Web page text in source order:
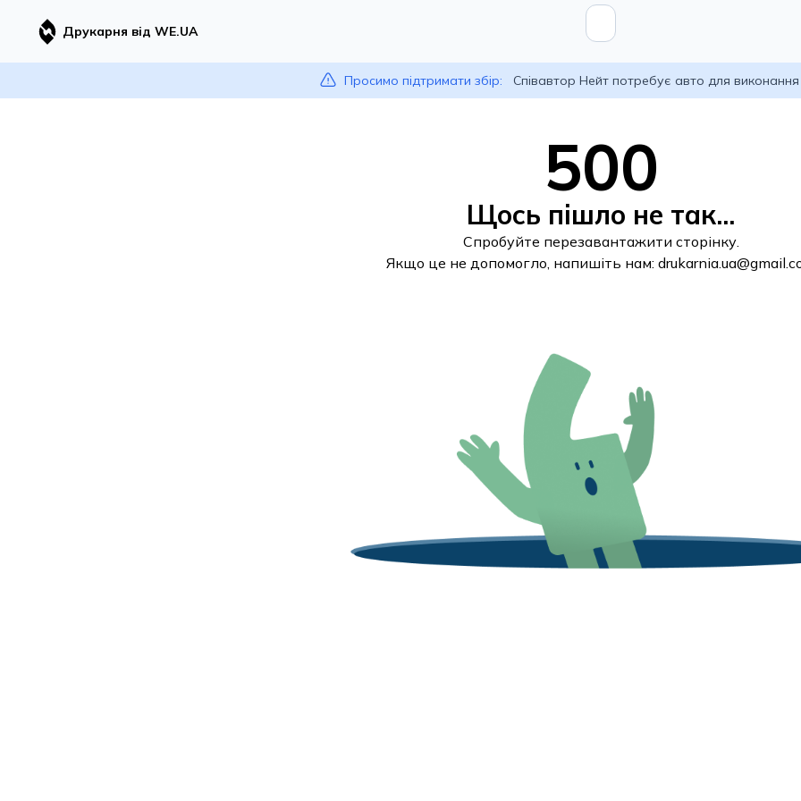
Друкарня від WE.UA
Просимо підтримати збір: Співавтор Нейт потребує авто для
500
Щось пішло не так...
Спробуйте перезавантажити сторінку.
Якщо це не допомогло, напишіть нам: